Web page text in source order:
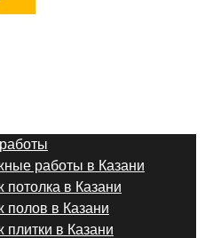
работы в Казани
в Казани
полов в Казани
в Казани